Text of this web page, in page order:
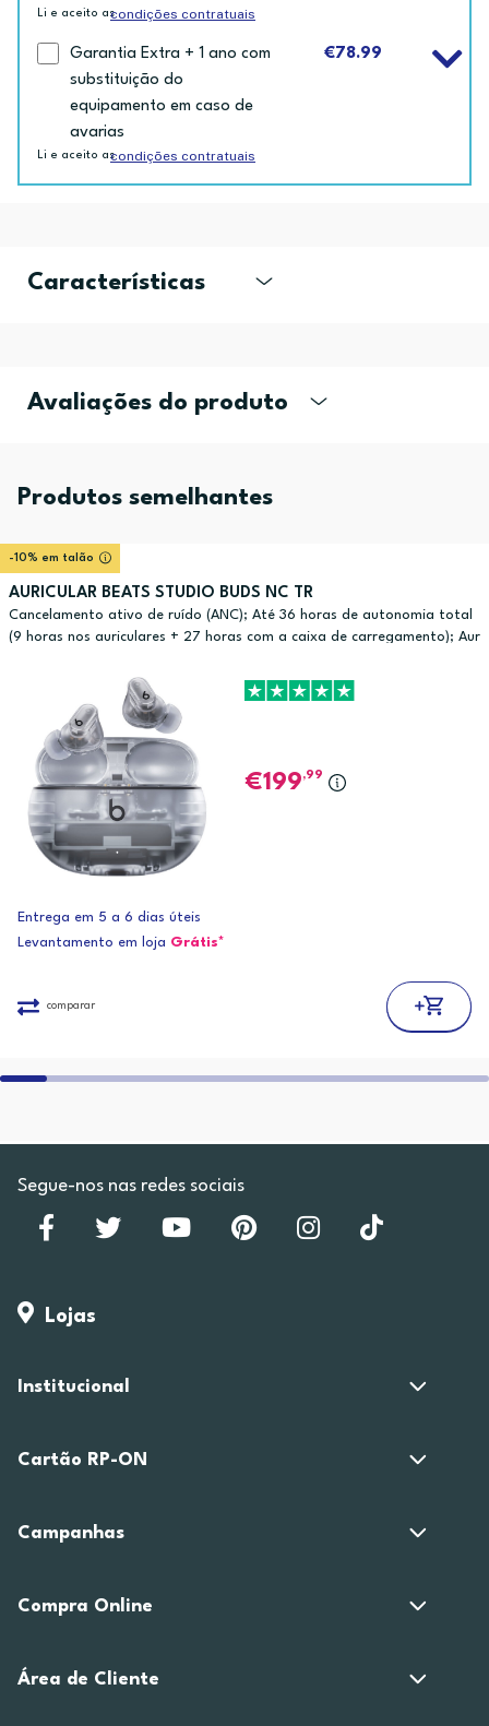
Li e aceito ascondições contratuais
Garantia Extra + 1 ano com
substituição do
equipamento em caso de
avarias
€78.99
Li e aceito ascondições contratuais
Características
Avaliações do produto
Produtos semelhantes
-10% em talão
AURICULAR BEATS STUDIO BUDS NC TR
Cancelamento ativo de ruído (ANC); Até 36 horas de autonomia total
(9 horas nos auriculares + 27 horas com a caixa de carregamento); Aur
199,99
Entrega em 5 a 6 dias úteis
Levantamento em loja Grátis*
comparar
Segue-nos nas redes sociais
Lojas
Institucional
Cartão RP-ON
Campanhas
Compra Online
Área de Cliente